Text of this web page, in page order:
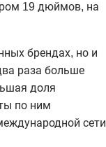
19 дюймов, на
брендах, но и
раза больше
доля
по ним
сети